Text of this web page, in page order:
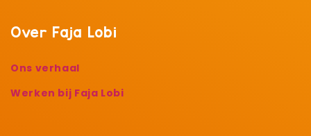
Over Faja Lobi
Ons verhaal
Werken bij Faja Lobi